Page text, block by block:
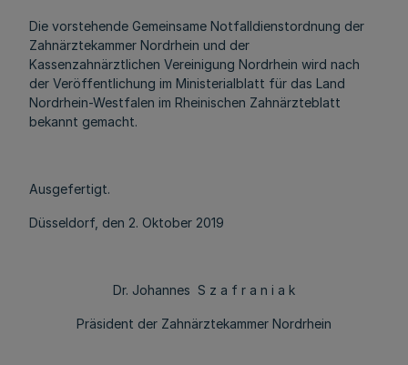
Die vorstehende Gemeinsame Notfalldienstordnung der
Zahnärztekammer Nordrhein und der
Kassenzahnärztlichen Vereinigung Nordrhein wird nach
der Veröffentlichung im Ministerialblatt für das Land
Nordrhein-Westfalen im Rheinischen Zahnärzteblatt
bekannt gemacht.
Ausgefertigt.
Düsseldorf, den 2. Oktober 2019
Dr. Johannes S z a f r a n i a k
Präsident der Zahnärztekammer Nordrhein